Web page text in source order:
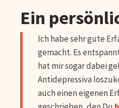
Ein
Ich habe sehr gute
gemacht. Es
hat mir sogar dabei
Antidepressiva
auch einen eigenen